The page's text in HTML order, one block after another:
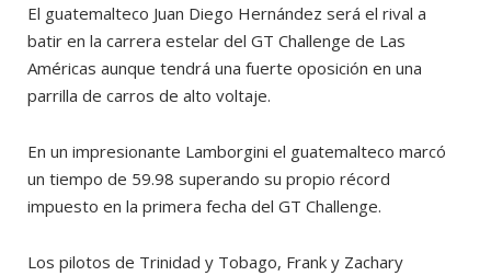
El guatemalteco Juan Diego Hernández será el rival a
batir en la carrera estelar del GT Challenge de Las
Américas aunque tendrá una fuerte oposición en una
parrilla de carros de alto voltaje.
En un impresionante Lamborgini el guatemalteco marcó
un tiempo de 59.98 superando su propio récord
impuesto en la primera fecha del GT Challenge.
Los pilotos de Trinidad y Tobago, Frank y Zachary